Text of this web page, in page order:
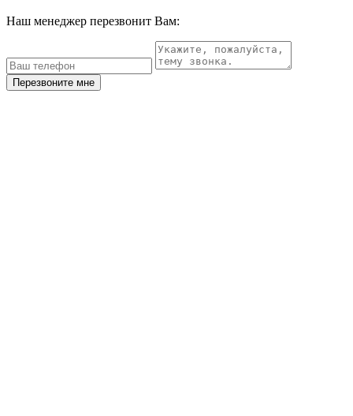
Наш менеджер перезвонит Вам:
Перезвоните мне